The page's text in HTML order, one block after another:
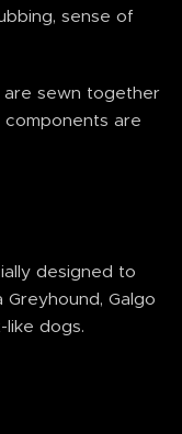
sense of
are sewn together
are
designed to
Galgo
dogs.